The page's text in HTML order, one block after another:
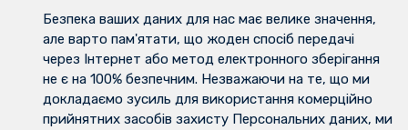
Безпека ваших даних для нас має велике значення,
але варто пам'ятати, що жоден спосіб передачі
через Інтернет або метод електронного зберігання
не є на 100% безпечним. Незважаючи на те, що ми
докладаємо зусиль для використання комерційно
прийнятних засобів захисту Персональних даних, ми